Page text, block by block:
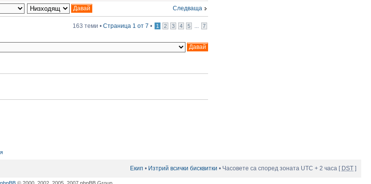
Следваща
163 теми • Страница 1 от 7 • 1 2 3 4 5 7
Екип • Изтрий всички бисквитки • Часовете са според зоната UTC + 2 часа [ DST ]